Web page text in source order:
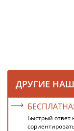
ДРУГИЕ
Быстрый